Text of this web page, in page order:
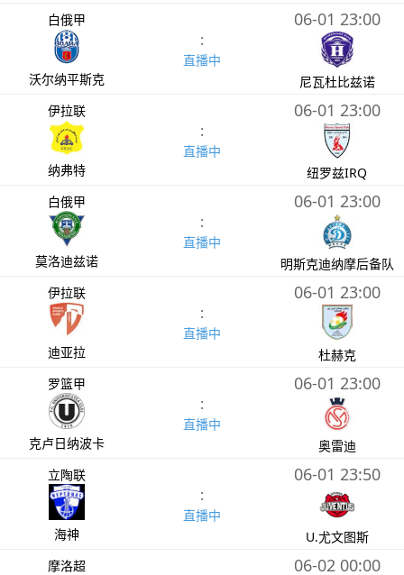
白俄甲
沃尔纳平斯克
:
直播中
06-01 23:00
尼瓦杜比兹诺
伊拉联
纳弗特
:
直播中
06-01 23:00
纽罗兹IRQ
白俄甲
莫洛迪兹诺
:
直播中
06-01 23:00
明斯克迪纳摩后备队
伊拉联
迪亚拉
:
直播中
06-01 23:00
杜赫克
罗篮甲
克卢日纳波卡
:
直播中
06-01 23:00
奥雷迪
立陶联
海神
:
直播中
06-01 23:50
U.尤文图斯
摩洛超
06-02 00:00